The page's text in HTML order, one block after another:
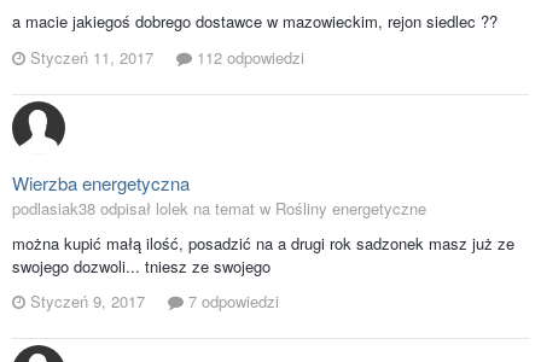
a macie jakiegoś dobrego dostawce w mazowieckim, rejon siedlec ??
Styczeń 11, 2017
112 odpowiedzi
Wierzba energetyczna
podlasiak38 odpisał lolek na temat w Rośliny energetyczne
można kupić małą ilość, posadzić na a drugi rok sadzonek masz już ze
swojego dozwoli... tniesz ze swojego
Styczeń 9, 2017
7 odpowiedzi